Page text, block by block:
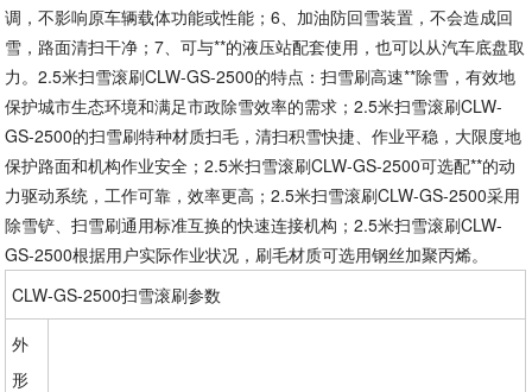
调，不影响原车辆载体功能或性能；6、加油防回雪装置，不会造成回
雪，路面清扫干净；7、可与**的液压站配套使用，也可以从汽车底盘取
力。2.5米扫雪滚刷CLW-GS-2500的特点：扫雪刷高速**除雪，有效地
保护城市生态环境和满足市政除雪效率的需求；2.5米扫雪滚刷CLW-
GS-2500的扫雪刷特种材质扫毛，清扫积雪快捷、作业平稳，大限度地
保护路面和机构作业安全；2.5米扫雪滚刷CLW-GS-2500可选配**的动
力驱动系统，工作可靠，效率更高；2.5米扫雪滚刷CLW-GS-2500采用
除雪铲、扫雪刷通用标准互换的快速连接机构；2.5米扫雪滚刷CLW-
GS-2500根据用户实际作业状况，刷毛材质可选用钢丝加聚丙烯。
CLW-GS-2500扫雪滚刷参数
外
形